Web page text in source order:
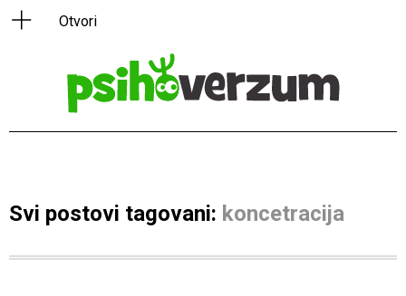
Svi postovi tagovani: koncetracija